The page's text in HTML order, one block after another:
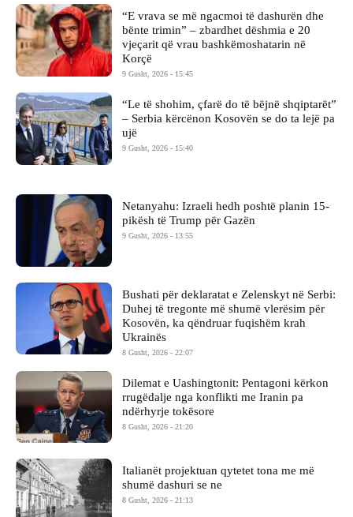
“E vrava se më ngacmoi të dashurën dhe
bënte trimin” – zbardhet dëshmia e 20
vjeçarit që vrau bashkëmoshatarin në
Korçë
9 Gusht, 2026 - 15:45
“Le të shohim, çfarë do të bëjnë shqiptarët”
– Serbia kërcënon Kosovën se do ta lejë pa
ujë
9 Gusht, 2026 - 15:40
Netanyahu: Izraeli hedh poshtë planin 15-
pikësh të Trump për Gazën
9 Gusht, 2026 - 13:55
Bushati për deklaratat e Zelenskyt në Serbi:
Duhej të tregonte më shumë vlerësim për
Kosovën, ka qëndruar fuqishëm krah
Ukrainës
8 Gusht, 2026 - 22:07
Dilemat e Uashingtonit: Pentagoni kërkon
rrugëdalje nga konflikti me Iranin pa
ndërhyrje tokësore
8 Gusht, 2026 - 21:20
Italianët projektuan qytetet tona me më
shumë dashuri se ne
8 Gusht, 2026 - 21:13